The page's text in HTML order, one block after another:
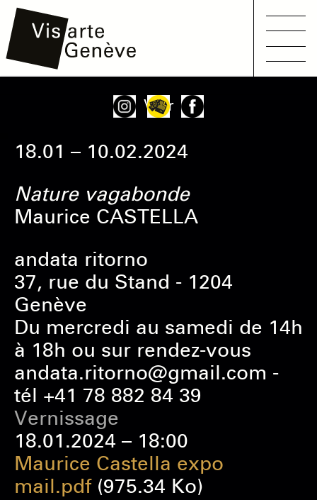
principal
Voir
18.01 – 10.02.2024
Nature vagabonde
Maurice CASTELLA
andata ritorno
37, rue du Stand - 1204
Genève
Du mercredi au samedi de 14h
à 18h ou sur rendez-vous
andata.ritorno@gmail.com -
tél +41 78 882 84 39
Vernissage
18.01.2024 – 18:00
Maurice Castella expo
mail.pdf (975.34 Ko)